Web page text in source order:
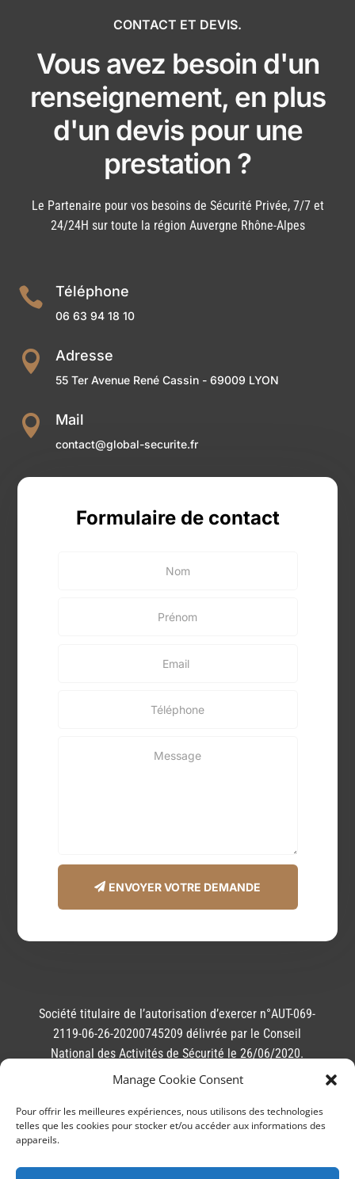
Manage Cookie Consent
Pour offrir les meilleures expériences, nous utilisons des technologies
telles que les cookies pour stocker et/ou accéder aux informations des
appareils.
CONTACT ET DEVIS.
Vous avez besoin d'un
renseignement, en plus
d'un devis pour une
prestation ?
Le Partenaire pour vos besoins de Sécurité Privée, 7/7 et
24/24H sur toute la région Auvergne Rhône-Alpes
 Téléphone
06 63 94 18 10
 Adresse
55 Ter Avenue René Cassin - 69009 LYON
 Mail
contact@global-securite.fr
Formulaire de contact
ENVOYER VOTRE DEMANDE
Alternative:
Société titulaire de l’autorisation d’exercer n°AUT-069-
2119-06-26-20200745209 délivrée par le Conseil
National des Activités de Sécurité le 26/06/2020.
Article L. 612-14 du Code de la sécurité intérieure : «
aucun caractère officiel à l’entreprise ou aux personnes
qui en bénéficient et elle n’engage en aucune manière